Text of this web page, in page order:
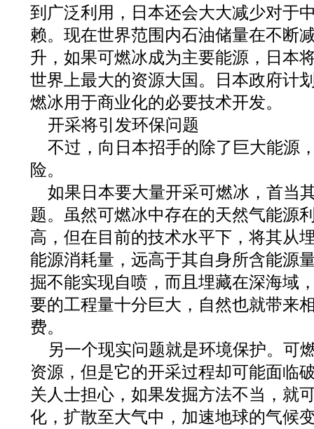
到广泛利用，日本还会大大减少对于
赖。现在世界范围内石油储量在不断
升，如果可燃冰成为主要能源，日本
世界上最大的资源大国。日本政府计
燃冰用于商业化的必要技术开发。
开采将引发环保问题
不过，向日本招手的除了巨大能源
险。
如果日本要大量开采可燃冰，首当
题。虽然可燃冰中存在的天然气能源
高，但在目前的技术水平下，将其从
能源消耗量，远高于其自身所含能源
掘不能实现自喷，而且埋藏在深海域
要的工程量十分巨大，自然也就带来
费。
另一个现实问题就是环境保护。可
资源，但是它的开采过程却可能面临
关人士担心，如果发掘方法不当，就
化，扩散至大气中，加速地球的气候